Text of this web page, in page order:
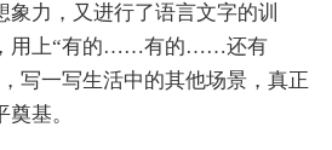
象力，又进行了语言文字的训
用上“有的……有的……还有
写一写生活中的其他场景，真正
基。